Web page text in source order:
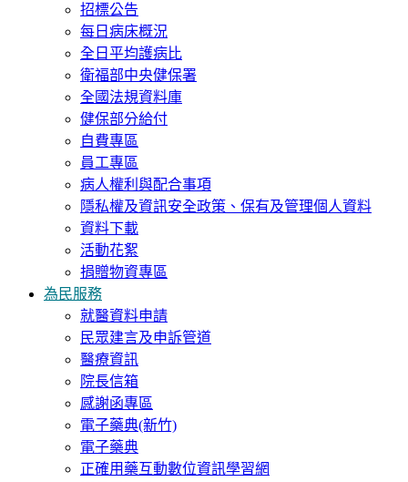
招標公告
每日病床概況
全日平均護病比
衛福部中央健保署
全國法規資料庫
健保部分給付
自費專區
員工專區
病人權利與配合事項
隱私權及資訊安全政策、保有及管理個人資料
資料下載
活動花絮
捐贈物資專區
為民服務
就醫資料申請
民眾建言及申訴管道
醫療資訊
院長信箱
感謝函專區
電子藥典(新竹)
電子藥典
正確用藥互動數位資訊學習網